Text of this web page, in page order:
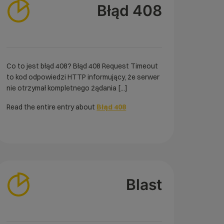
Błąd 408
Co to jest błąd 408? Błąd 408 Request Timeout
to kod odpowiedzi HTTP informujący, że serwer
nie otrzymał kompletnego żądania [...]
Read the entire entry about Błąd 408
Blast